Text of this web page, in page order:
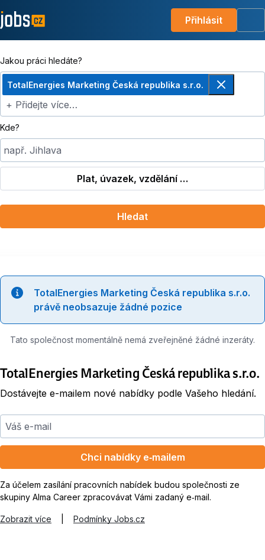
Přihlásit
Jakou práci hledáte?
TotalEnergies Marketing Česká republika s.r.o.
Odebrat
+ Přidejte více…
Kde?
např. Jihlava
Plat, úvazek, vzdělání …
Hledat
TotalEnergies Marketing Česká republika s.r.o.
právě neobsazuje žádné pozice
Tato společnost momentálně nemá zveřejněné žádné inzeráty.
TotalEnergies Marketing Česká republika s.r.o.
Dostávejte e-mailem nové nabídky podle Vašeho hledání.
Váš e-mail
Chci nabídky e‑mailem
Za účelem zasílání pracovních nabídek budou společnosti ze
skupiny Alma Career zpracovávat Vámi zadaný e‑mail.
Zobrazit více Podmínky Jobs.cz